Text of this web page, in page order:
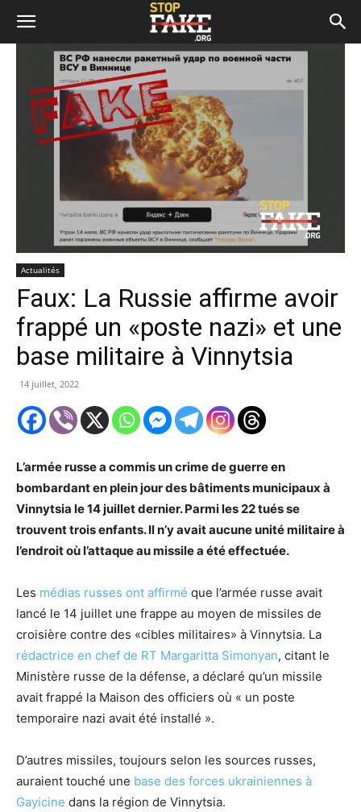
Actualités
Faux: La Russie affirme avoir
frappé un «poste nazi» et une
base militaire à Vinnytsia
14 juillet, 2022
L’armée russe a commis un crime de guerre en
bombardant en plein jour des bâtiments municipaux à
Vinnytsia le 14 juillet dernier. Parmi les 22 tués se
trouvent trois enfants. Il n’y avait aucune unité militaire à
l’endroit où l’attaque au missile a été effectuée.
Les médias russes ont affirmé que l’armée russe avait
lancé le 14 juillet une frappe au moyen de missiles de
croisière contre des «cibles militaires» à Vinnytsia. La
rédactrice en chef de RT Margaritta Simonyan, citant le
Ministère russe de la défense, a déclaré qu’un missile
avait frappé la Maison des officiers où « un poste
temporaire nazi avait été installé ».
D’autres missiles, toujours selon les sources russes,
auraient touché une base des forces ukrainiennes à
Gayicine dans la région de Vinnytsia.